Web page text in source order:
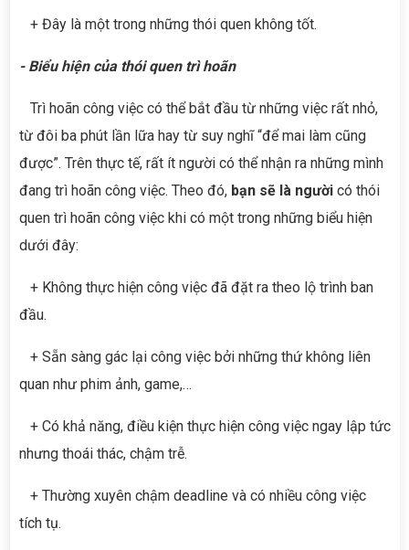
+ Đây là một trong những thói quen không tốt.
- Biểu hiện của thói quen trì hoãn
Trì hoãn công việc có thể bắt đầu từ những việc rất nhỏ,
từ đôi ba phút lần lữa hay từ suy nghĩ “để mai làm cũng
được”. Trên thực tế, rất ít người có thể nhận ra những mình
đang trì hoãn công việc. Theo đó, bạn sẽ là người có thói
quen trì hoãn công việc khi có một trong những biểu hiện
dưới đây:
+ Không thực hiện công việc đã đặt ra theo lộ trình ban
đầu.
+ Sẵn sàng gác lại công việc bởi những thứ không liên
quan như phim ảnh, game,…
+ Có khả năng, điều kiện thực hiện công việc ngay lập tức
nhưng thoái thác, chậm trễ.
+ Thường xuyên chậm deadline và có nhiều công việc
tích tụ.